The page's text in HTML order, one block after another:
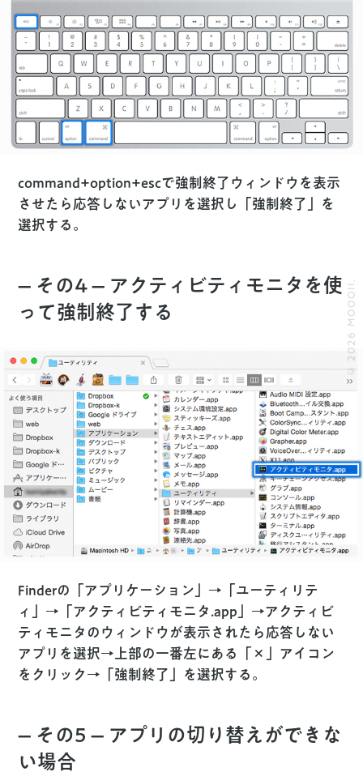
command+option+escで強制終了ウィンドウを表示
させたら応答しないアプリを選択し「強制終了」を
選択する。
– その4 – アクティビティモニタを使
って強制終了する
Finderの「アプリケーション」→「ユーティリテ
ィ」→「アクティビティモニタ.app」→アクティビ
ティモニタのウィンドウが表示されたら応答しない
アプリを選択→上部の一番左にある「×」アイコン
をクリック→「強制終了」を選択する。
– その5 – アプリの切り替えができな
い場合
© 2026 MOOOII.